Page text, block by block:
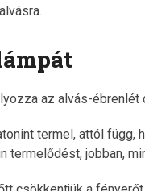
az alvás-
termel, attól
termelődést, jobban,